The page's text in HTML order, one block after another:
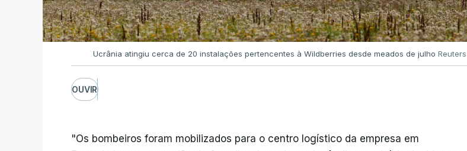
Ucrânia atingiu cerca de 20 instalações pertencentes à Wildberries desde meados de julho Reuters
OUVIR
"Os bombeiros foram mobilizados para o centro logístico da empresa em